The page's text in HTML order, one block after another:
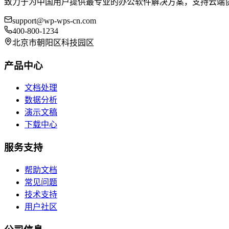
致力于为中国用户提供最专业的办公软件解决方案，支持云
support@wp-wps-cn.com
400-800-1234
北京市朝阳区科技园区
产品中心
文档处理
数据分析
演示文稿
下载中心
服务支持
帮助文档
常见问题
技术支持
用户社区